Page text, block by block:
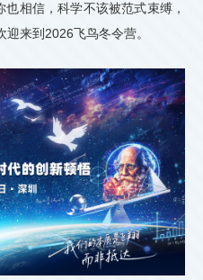
相信，科学不该被范式束缚，
来到2026飞鸟冬令营。